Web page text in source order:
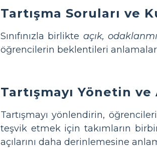
Tartışma Soruları ve
Sınıfınızla birlikte açık,
öğrencilerin beklentileri
Tartışmayı Yönetin
Tartışmayı yönlendirin,
teşvik etmek için takımların
açılarını daha derinlemesine